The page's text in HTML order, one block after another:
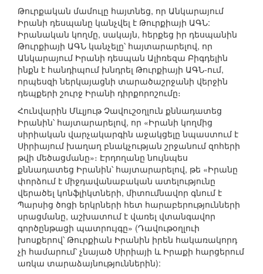
Թուրքական մամուլը հայտնեց, որ Անկարայում
Իրանի դեսպանը կանչվել է Թուրքիայի ԱԳՆ:
Իրանական կողմը, սակայն, հերքեց իր դեսպանին
Թուրքիայի ԱԳՆ կանչելը՝ հայտարարելով, որ
Անկարայում Իրանի դեսպան Ալիռեզա Բիգդելին
ինքն է հանդիպում խնդրել Թուրքիայի ԱԳՆ-ում,
որպեսզի ներկայացնի տարածաշրջանի վերջին
դեպքերի շուրջ Իրանի դիրքորոշումը։
Հունվարին Մևլյութ Չավուշօղլուն քննադատեց
Իրանին՝ հայտարարելով, որ «Իրանի կողմից
սիրիական վարչակարգին աջակցելը նպաստում է
Սիրիայում խաղաղ բնակչության շրջանում զոհերի
թվի մեծացմանը»։ Էրդողանը նույնպես
քննադատեց Իրանին՝ հայտարարելով, թե «Իրանը
փորձում է միջդավանաբական ատելությունը
վերածել կոնֆլիկտների, միտումնավոր գնում է
Պարսից ծոցի երկրների հետ հարաբերությունների
սրացմանը, աշխատում է վառել վտանգավոր
գործընթացի պատրույգը» (Դավութօղլուի
խոսքերով՝ Թուրքիան Իրանին իրեն հակառակորդ
չի համարում՝ չնայած Սիրիայի և Իրաքի հարցերում
առկա տարաձայնություններին):